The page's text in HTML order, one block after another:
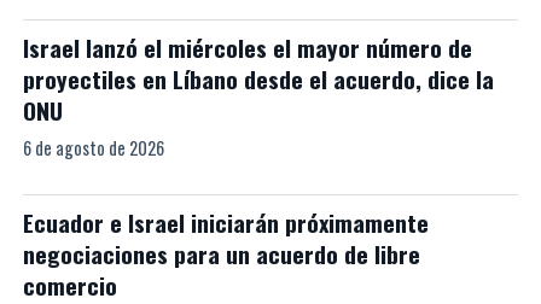
Israel lanzó el miércoles el mayor número de
proyectiles en Líbano desde el acuerdo, dice la
ONU
6 de agosto de 2026
Ecuador e Israel iniciarán próximamente
negociaciones para un acuerdo de libre
comercio